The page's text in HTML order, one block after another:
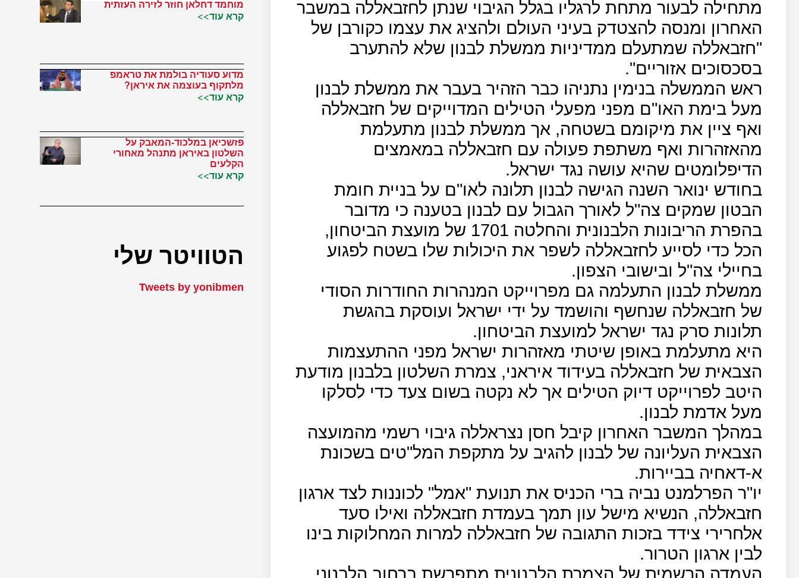
מתחילה לבעור מתחת לרגליו בגלל הגיבוי שנתן לחזבאללה במשבר
האחרון ומנסה להצטדק בעיני העולם ולהציג את עצמו כקורבן של
"חזבאללה שמתעלם ממדיניות ממשלת לבנון שלא להתערב
בסכסוכים אזוריים".
ראש הממשלה בנימין נתניהו כבר הזהיר בעבר את ממשלת לבנון
מעל בימת האו"ם מפני מפעלי הטילים המדוייקים של חזבאללה
ואף ציין את מיקומם בשטחה, אך ממשלת לבנון מתעלמת
מהאזהרות ואף משתפת פעולה עם חזבאללה במאמצים
הדיפלומטים שהיא עושה נגד ישראל.
בחודש ינואר השנה הגישה לבנון תלונה לאו"ם על בניית חומת
הבטון שמקים צה"ל לאורך הגבול עם לבנון בטענה כי מדובר
בהפרת הריבונות הלבנונית והחלטה 1701 של מועצת הביטחון,
הכל כדי לסייע לחזבאללה לשפר את היכולות שלו בשטח לפגוע
בחיילי צה"ל ובישובי הצפון.
ממשלת לבנון התעלמה גם מפרוייקט המנהרות החודרות הסודי
של חזבאללה שנחשף והושמד על ידי ישראל ועוסקת בהגשת
תלונות סרק נגד ישראל למועצת הביטחון.
היא מתעלמת באופן שיטתי מאזהרות ישראל מפני ההתעצמות
הצבאית של חזבאללה בעידוד איראני, צמרת השלטון בלבנון מודעת
היטב לפרוייקט דיוק הטילים אך לא נקטה בשום צעד כדי לסלקו
מעל אדמת לבנון.
במהלך המשבר האחרון קיבל חסן נצראללה גיבוי רשמי מהמועצה
הצבאית העליונה של לבנון להגיב על מתקפת המל"טים בשכונת
א-דאחיה בביירות.
יו"ר הפרלמנט נביה ברי הכניס את תנועת "אמל" לכוננות לצד ארגון
חזבאללה, הנשיא מישל עון תמך בעמדת חזבאללה ואילו סעד
אלחרירי צידד בזכות התגובה של חזבאללה למרות המחלוקות בינו
לבין ארגון הטרור.
העמדה הרשמית של הצמרת הלבנונית מתפרשת ברחוב הלבנוני
מוחמד דחלאן חוזר לזירה העזתית
קרא עוד>>
מדוע סעודיה בולמת את טראמפ
מלתקוף בעוצמה את איראן?
קרא עוד>>
פזשכיאן במלכוד-המאבק על
השלטון באיראן מתנהל מאחורי
הקלעים
קרא עוד>>
הטוויטר שלי
Tweets by yonibmen